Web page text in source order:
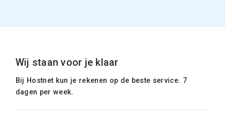
Wij staan voor je klaar
Bij Hostnet kun je rekenen op de beste service. 7
dagen per week.